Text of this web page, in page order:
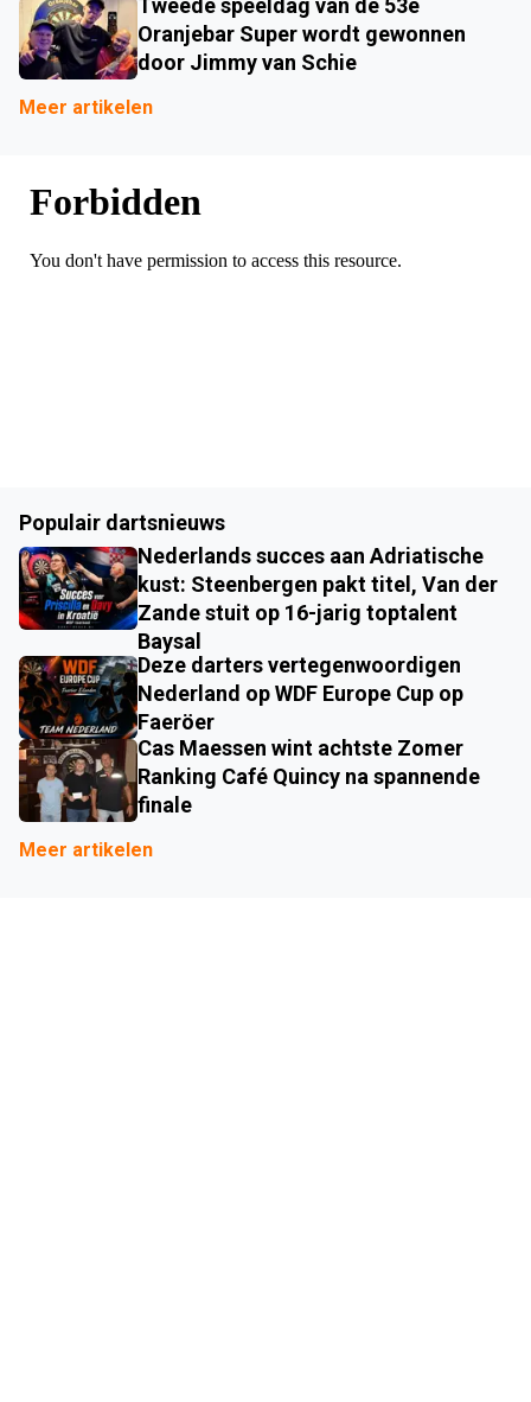
Tweede speeldag van de 53e
Oranjebar Super wordt gewonnen
door Jimmy van Schie
Meer artikelen
Populair dartsnieuws
Nederlands succes aan Adriatische
kust: Steenbergen pakt titel, Van der
Zande stuit op 16-jarig toptalent
Baysal
Deze darters vertegenwoordigen
Nederland op WDF Europe Cup op
Faeröer
Cas Maessen wint achtste Zomer
Ranking Café Quincy na spannende
finale
Meer artikelen